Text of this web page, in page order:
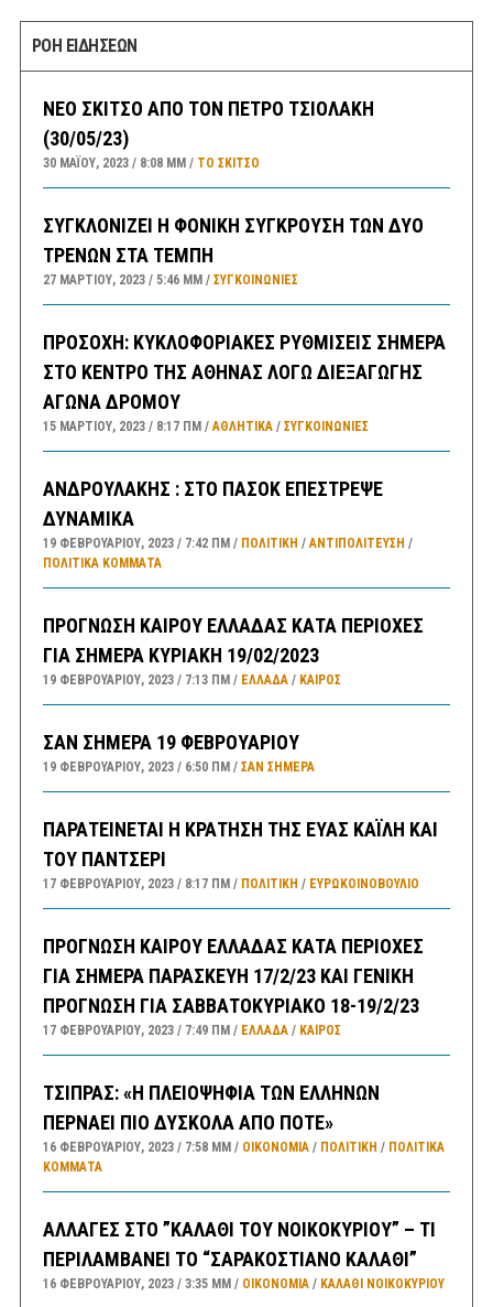
ΡΟΗ ΕΙΔΗΣΕΩΝ
ΝΕΟ ΣΚΙΤΣΟ ΑΠΟ ΤΟΝ ΠΕΤΡΟ ΤΣΙΟΛΑΚΗ
(30/05/23)
30 ΜΑΪ́ΟΥ, 2023 8:08 ΜΜ ΤΟ ΣΚΊΤΣΟ
ΣΥΓΚΛΟΝΙΖΕΙ Η ΦΟΝΙΚΗ ΣΥΓΚΡΟΥΣΗ ΤΩΝ ΔΥΟ
ΤΡΕΝΩΝ ΣΤΑ ΤΕΜΠΗ
27 ΜΑΡΤΊΟΥ, 2023 5:46 ΜΜ ΣΥΓΚΟΙΝΩΝΊΕΣ
ΠΡΟΣΟΧΗ: ΚΥΚΛΟΦΟΡΙΑΚΕΣ ΡΥΘΜΙΣΕΙΣ ΣΗΜΕΡΑ
ΣΤΟ ΚΕΝΤΡΟ ΤΗΣ ΑΘΗΝΑΣ ΛΟΓΩ ΔΙΕΞΑΓΩΓΗΣ
ΑΓΩΝΑ ΔΡΟΜΟΥ
15 ΜΑΡΤΊΟΥ, 2023 8:17 ΠΜ ΑΘΛΗΤΙΚΑ/ ΣΥΓΚΟΙΝΩΝΊΕΣ
ΑΝΔΡΟΥΛΑΚΗΣ : ΣΤΟ ΠΑΣΟΚ ΕΠΕΣΤΡΕΨΕ
ΔΥΝΑΜΙΚΑ
19 ΦΕΒΡΟΥΑΡΊΟΥ, 2023 7:42 ΠΜ ΠΟΛΙΤΙΚΗ /ΑΝΤΙΠΟΛΊΤΕΥΣΗ /
ΠΟΛΙΤΙΚΆ ΚΌΜΜΑΤΑ
ΠΡΟΓΝΩΣΗ ΚΑΙΡΟΥ ΕΛΛΑΔΑΣ ΚΑΤΑ ΠΕΡΙΟΧΕΣ
ΓΙΑ ΣΗΜΕΡΑ ΚΥΡΙΑΚΗ 19/02/2023
19 ΦΕΒΡΟΥΑΡΊΟΥ, 2023 7:13 ΠΜ ΕΛΛΑΔA/ ΚΑΙΡΌΣ
ΣΑΝ ΣΗΜΕΡΑ 19 ΦΕΒΡΟΥΑΡΙΟΥ
19 ΦΕΒΡΟΥΑΡΊΟΥ, 2023 6:50 ΠΜ ΣΑΝ ΣΉΜΕΡΑ
ΠΑΡΑΤΕΙΝΕΤΑΙ Η ΚΡΑΤΗΣΗ ΤΗΣ ΕΥΑΣ ΚΑΪΛΗ ΚΑΙ
ΤΟΥ ΠΑΝΤΣΕΡΙ
17 ΦΕΒΡΟΥΑΡΊΟΥ, 2023 8:17 ΠΜ ΠΟΛΙΤΙΚΗ / ΕΥΡΩΚΟΙΝΟΒΟΥΛΙΟ
ΠΡΟΓΝΩΣΗ ΚΑΙΡΟΥ ΕΛΛΑΔΑΣ ΚΑΤΑ ΠΕΡΙΟΧΕΣ
ΓΙΑ ΣΗΜΕΡΑ ΠΑΡΑΣΚΕΥΗ 17/2/23 ΚΑΙ ΓΕΝΙΚΗ
ΠΡΟΓΝΩΣΗ ΓΙΑ ΣΑΒΒΑΤΟΚΥΡΙΑΚΟ 18-19/2/23
17 ΦΕΒΡΟΥΑΡΊΟΥ, 2023 7:49 ΠΜ ΕΛΛΑΔA/ ΚΑΙΡΌΣ
ΤΣΙΠΡΑΣ: «Η ΠΛΕΙΟΨΗΦΙΑ ΤΩΝ ΕΛΛΗΝΩΝ
ΠΕΡΝΑΕΙ ΠΙΟ ΔΥΣΚΟΛΑ ΑΠΟ ΠΟΤΕ»
16 ΦΕΒΡΟΥΑΡΊΟΥ, 2023 7:58 ΜΜ ΟΙΚΟΝΟΜΙΑ/ ΠΟΛΙΤΙΚΗ / ΠΟΛΙΤΙΚΆ
ΚΌΜΜΑΤΑ
ΑΛΛΑΓΕΣ ΣΤΟ ”ΚΑΛΑΘΙ ΤΟΥ ΝΟΙΚΟΚΥΡΙΟΥ” – ΤΙ
ΠΕΡΙΛΑΜΒΑΝΕΙ ΤΟ “ΣΑΡΑΚΟΣΤΙΑΝΟ ΚΑΛΑΘΙ”
16 ΦΕΒΡΟΥΑΡΊΟΥ, 2023 3:35 ΜΜ ΟΙΚΟΝΟΜΙΑ/ ΚΑΛΑΘΙ ΝΟΙΚΟΚΥΡΙΟΥ